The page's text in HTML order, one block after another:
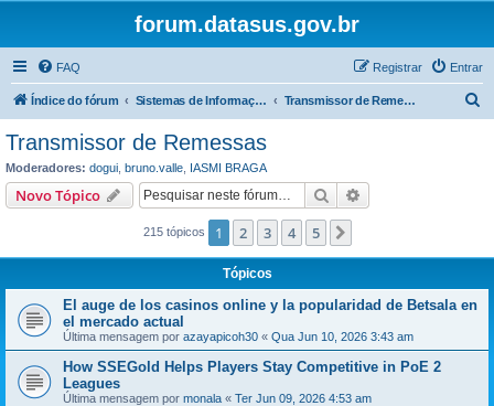
forum.datasus.gov.br
FAQ Entrar
Registrar
Índice do fórum Sistemas de Informação de Regulação, Controle e Avaliação – DRAC/SAS/MS Transmissor de Remessas
s
Transmissor de Remessas
Moderadores: dogui bruno.valle IASMI BRAGA
Novo Tópico Pesquisar
215 tópicos 1 2 3 4 5
Tópicos
El auge de los casinos online y la popularidad de Betsala en
el mercado actual
Última mensagem por azayapicoh30 « Qua Jun 10, 2026 3:43 am
How SSEGold Helps Players Stay Competitive in PoE 2
Leagues
Última mensagem por monala « Ter Jun 09, 2026 4:53 am